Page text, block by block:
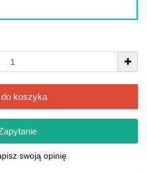
do koszyka
swoją opinię